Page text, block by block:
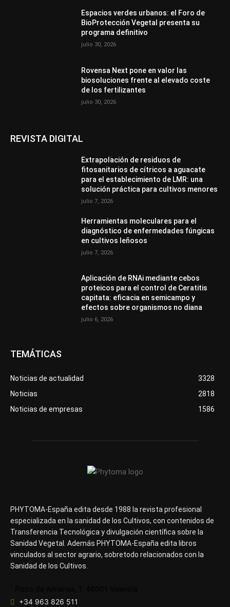
Espacios verdes urbanos: el Foro de
BioProtección Vegetal presenta su
programa definitivo
julio 30, 2026
Rovensa Next pone en valor las
biosoluciones frente al elevado coste
de los fertilizantes
julio 30, 2026
REVISTA DIGITAL
Extrapolación de residuos de
fitosanitarios de cítricos a aguacate
para el establecimiento de LMR: una
solución práctica para cultivos menores
julio 7, 2026
Herramientas moleculares para el
diagnóstico de enfermedades fúngicas
en cultivos leñosos
julio 7, 2026
Aplicación de RNAi mediante cebos
proteicos para el control de Ceratitis
capitata: eficacia en semicampo y
efectos sobre organismos no diana
julio 6, 2026
TEMÁTICAS
Noticias de actualidad
3328
Noticias
2818
Noticias de empresas
1586
PHYTOMA-España edita desde 1988 la revista profesional
especializada en la sanidad de los Cultivos, con contenidos de
Transferencia Tecnológica y divulgación científica sobre la
Sanidad Vegetal. Además PHYTOMA-España edita libros
vinculados al sector agrario, sobretodo relacionados con la
Sanidad de los Cultivos.
+34 963 826 511